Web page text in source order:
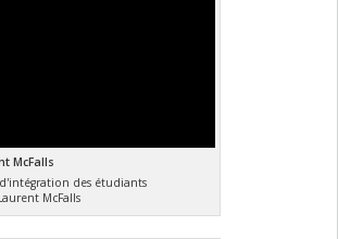
McFalls
des étudiants
McFalls